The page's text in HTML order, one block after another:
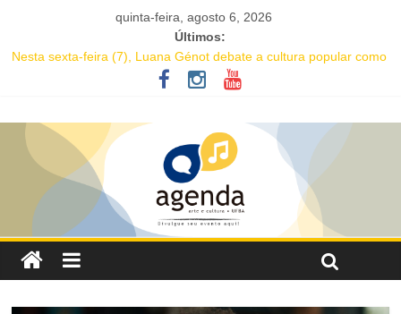
quinta-feira, agosto 6, 2026
Últimos:
Nesta sexta-feira (7), Luana Génot debate a cultura popular como
caminho para equidade racial
Academia de Letras da Bahia marca presença na Flipelô 2026
Mesa “Valoração de práticas culturais” abre o Enecult 2026
Comédia romântica “O que vem depois” reestreia na Casa Preta e
convida público a viver as aventuras de um casal na terceira
idade